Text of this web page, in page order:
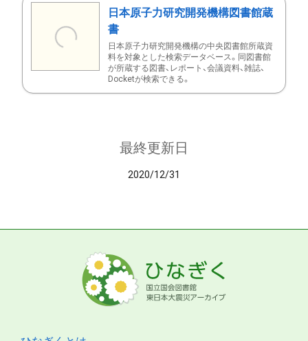
日本原子力研究開発機構図書館蔵
書
日本原子力研究開発機構の中央図書館所蔵資
料を対象とした検索データベース。同図書館
が所蔵する図書、レポート、会議資料、雑誌、
Docketが検索できる。
最終更新日
2020/12/31